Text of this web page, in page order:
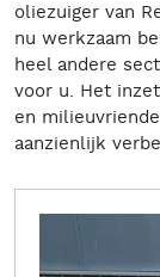
oliezuiger van
nu werkzaam
heel andere
voor u. Het
en
aanzienlijk